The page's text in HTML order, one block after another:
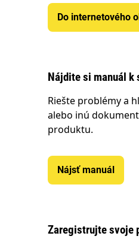
Do internetového
Nájdite si manuál k
Riešte problémy a
alebo inú
produktu.
Nájsť manuál
Zaregistrujte svoje